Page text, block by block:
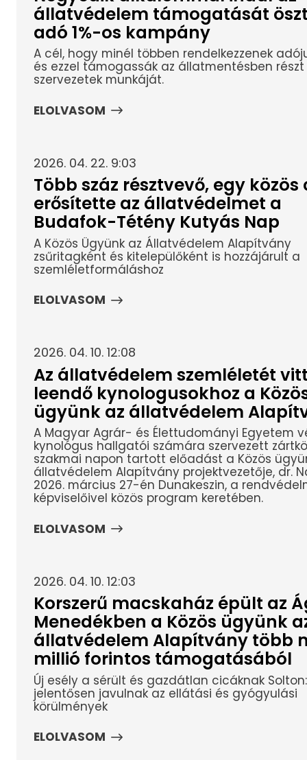
állatvédelem támogatását
adó 1%-os kampány
A cél, hogy minél többen rendelkezzenek
és ezzel támogassák az állatmentésben
szervezetek munkáját.
ELOLVASOM
2026. 04. 22. 9:03
Több száz résztvevő, egy közös
erősítette az állatvédelmet a
Budafok-Tétény Kutyás Nap
A Közös Ügyünk az Állatvédelem Alapítvány
zsűritagként és kitelepülőként is hozzájárult a
szemléletformáláshoz
ELOLVASOM
2026. 04. 10. 12:08
Az állatvédelem szemléletét
leendő kynologusokhoz a
ügyünk az állatvédelem
A Magyar Agrár- és Élettudományi Egyetem
kynológus hallgatói számára szervezett
szakmai napon tartott előadást a Közös
állatvédelem Alapítvány projektvezetője, dr.
2026. március 27-én Dunakeszin, a
képviselőivel közös program keretében.
ELOLVASOM
2026. 04. 10. 12:03
Korszerű macskaház épült az
Menedékben a Közös ügyünk
állatvédelem Alapítvány több
millió forintos támogatásából
Új esély a sérült és gazdátlan cicáknak Solton:
jelentősen javulnak az ellátási és gyógyulási
körülmények
ELOLVASOM